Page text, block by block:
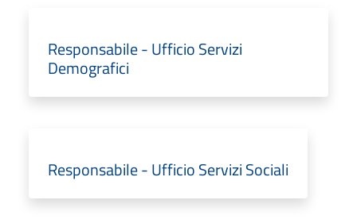
Responsabile - Ufficio Servizi
Demografici
Responsabile - Ufficio Servizi Sociali